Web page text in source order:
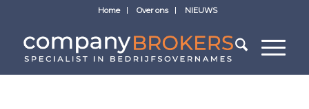
Home Over ons NIEUWS